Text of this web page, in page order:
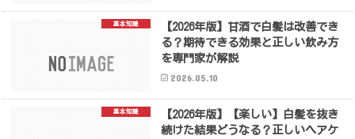
基本知識
【2026年版】甘酒で白髪は改善でき
る？期待できる効果と正しい飲み方
を専門家が解説
2026.05.10
基本知識
【2026年版】【楽しい】白髪を抜き
続けた結果どうなる？正しいヘアケ